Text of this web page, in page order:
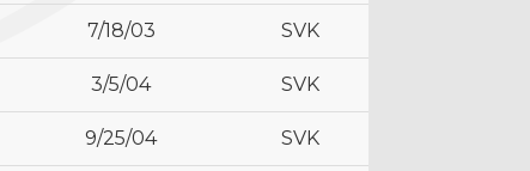
7/18/03 SVK
3/5/04 SVK
9/25/04 SVK